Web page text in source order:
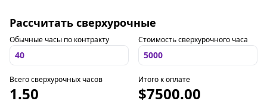
Рассчитать сверхурочные
Обычные часы по контракту Стоимость сверхурочного часа
Всего сверхурочных часов
1.50
Итого к оплате
$7500.00